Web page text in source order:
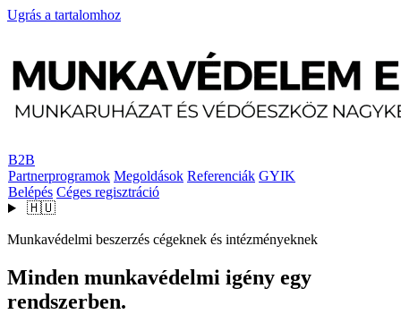
Ugrás a tartalomhoz
B2B
Partnerprogramok Megoldások Referenciák GYIK
Belépés Céges regisztráció
🇭🇺
Munkavédelmi beszerzés cégeknek és intézményeknek
Minden munkavédelmi igény egy
rendszerben.